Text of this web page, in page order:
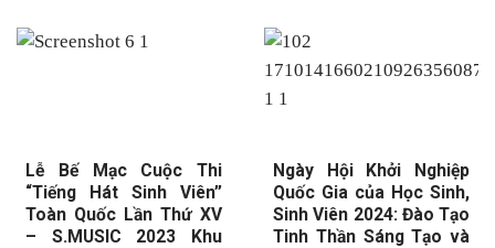
Lễ Bế Mạc Cuộc Thi
“Tiếng Hát Sinh Viên”
Toàn Quốc Lần Thứ XV
– S.MUSIC 2023 Khu
Ngày Hội Khởi Nghiệp
Quốc Gia của Học Sinh,
Sinh Viên 2024: Đào Tạo
Tinh Thần Sáng Tạo và